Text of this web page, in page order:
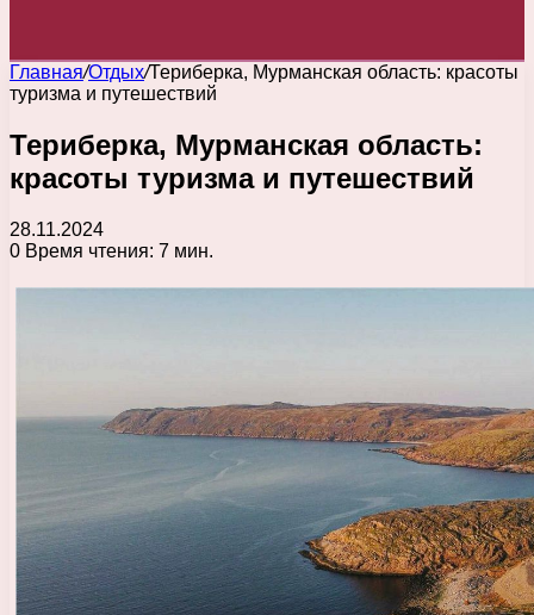
Главная/Отдых/Териберка, Мурманская область: красоты
туризма и путешествий
Териберка, Мурманская область:
красоты туризма и путешествий
28.11.2024
0 Время чтения: 7 мин.